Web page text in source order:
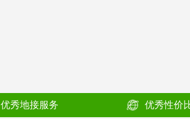
优秀地接服务 优秀性价